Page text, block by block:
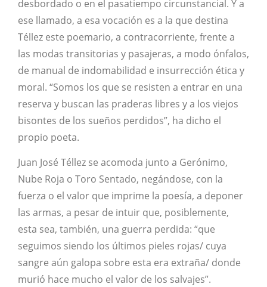
desbordado o en el pasatiempo circunstancial. Y a
ese llamado, a esa vocación es a la que destina
Téllez este poemario, a contracorriente, frente a
las modas transitorias y pasajeras, a modo ónfalos,
de manual de indomabilidad e insurrección ética y
moral. “Somos los que se resisten a entrar en una
reserva y buscan las praderas libres y a los viejos
bisontes de los sueños perdidos”, ha dicho el
propio poeta.
Juan José Téllez se acomoda junto a Gerónimo,
Nube Roja o Toro Sentado, negándose, con la
fuerza o el valor que imprime la poesía, a deponer
las armas, a pesar de intuir que, posiblemente,
esta sea, también, una guerra perdida: “que
seguimos siendo los últimos pieles rojas/ cuya
sangre aún galopa sobre esta era extraña/ donde
murió hace mucho el valor de los salvajes”.